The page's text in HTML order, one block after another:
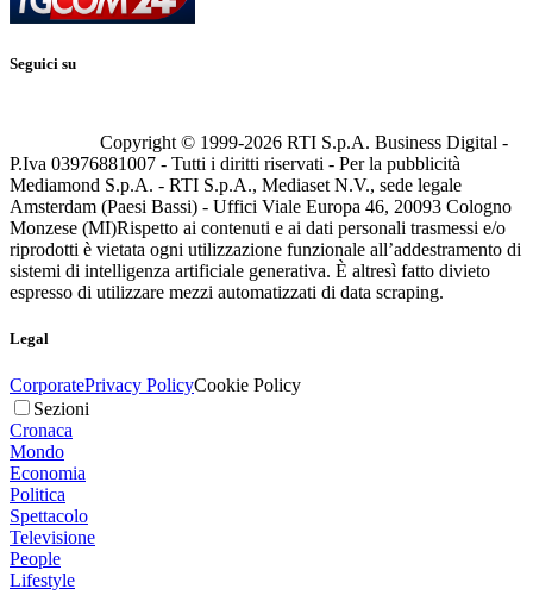
Seguici su
Copyright © 1999-2026 RTI S.p.A. Business Digital -
P.Iva 03976881007 - Tutti i diritti riservati - Per la pubblicità
Mediamond S.p.A. - RTI S.p.A., Mediaset N.V., sede legale
Amsterdam (Paesi Bassi) - Uffici Viale Europa 46, 20093 Cologno
Monzese (MI)Rispetto ai contenuti e ai dati personali trasmessi e/o
riprodotti è vietata ogni utilizzazione funzionale all’addestramento di
sistemi di intelligenza artificiale generativa. È altresì fatto divieto
espresso di utilizzare mezzi automatizzati di data scraping.
Legal
CorporatePrivacy PolicyCookie Policy
Sezioni
Cronaca
Mondo
Economia
Politica
Spettacolo
Televisione
People
Lifestyle